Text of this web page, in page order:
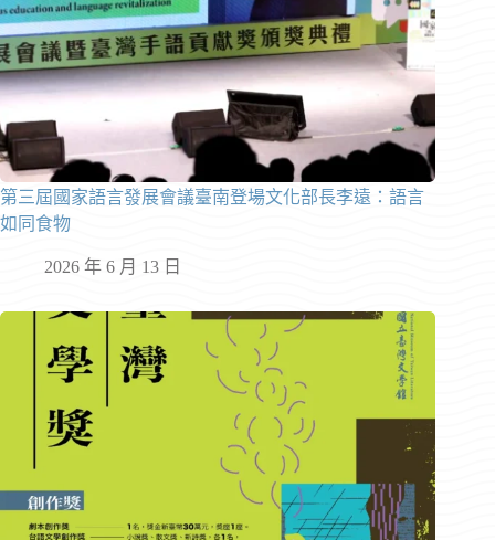
第三屆國家語言發展會議臺南登場文化部長李遠：語言
如同食物
2026 年 6 月 13 日